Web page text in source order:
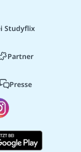
Studyflix
Partner
Presse